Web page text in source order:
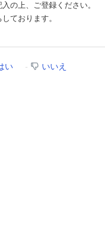
の上、ご登録ください。
ております。
い いいえ